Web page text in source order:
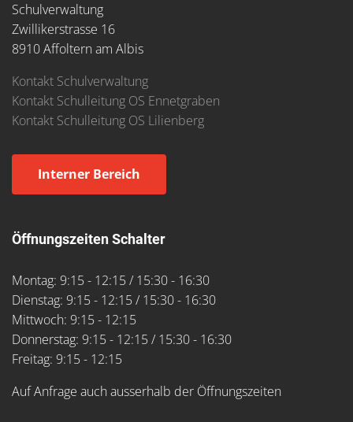
Schulverwaltung
Zwillikerstrasse 16
8910 Affoltern am Albis
Kontakt Schulverwaltung
Kontakt Schulleitung OS Ennetgraben
Kontakt Schulleitung OS Lilienberg
Interner Bereich
Öffnungszeiten Schalter
Montag: 9:15 - 12:15 / 15:30 - 16:30
Dienstag: 9:15 - 12:15 / 15:30 - 16:30
Mittwoch: 9:15 - 12:15
Donnerstag: 9:15 - 12:15 / 15:30 - 16:30
Freitag: 9:15 - 12:15
Auf Anfrage auch ausserhalb der Öffnungszeiten